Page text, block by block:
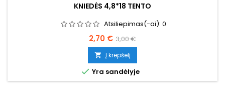
KNIEDĖS 4,8*18 TENTO
Atsiliepimas(-ai): 0
Kaina
2,70 € Bazinė
kaina
3,00 €
 Į krepšelį
 Yra sandėlyje